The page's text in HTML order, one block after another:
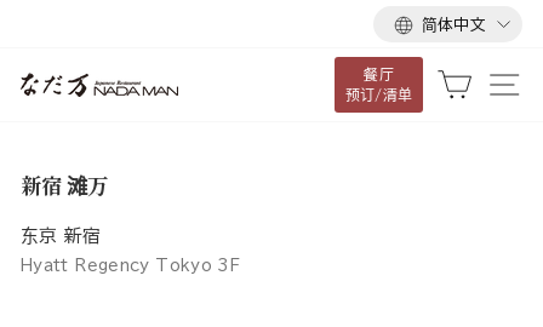
语
言
简体中文
餐厅
预订/清单
大车
新宿 滩万
东京 新宿
Hyatt Regency Tokyo 3F